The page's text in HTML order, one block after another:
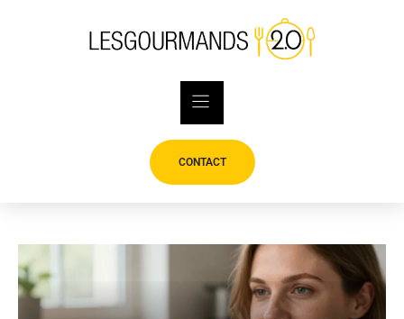
CONTACT